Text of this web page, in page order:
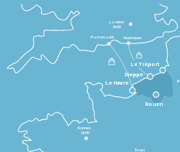
Le Havre
Dieppe
Le Tréport
Rennes
2h30
Tours
Londres
3h30
Newhaven
Portsmouth
Rouen